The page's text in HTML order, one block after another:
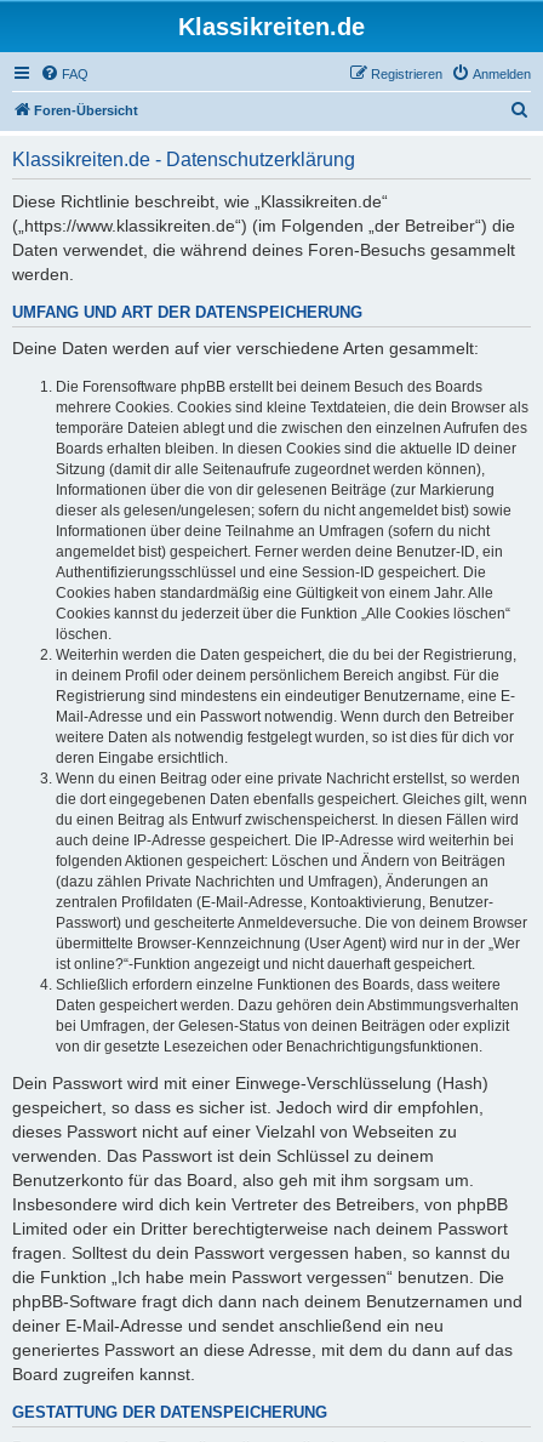
Klassikreiten.de
FAQ Anmelden
Registrieren
Foren-Übersicht
Klassikreiten.de - Datenschutzerklärung
Diese Richtlinie beschreibt, wie „Klassikreiten.de“
(„https://www.klassikreiten.de“) (im Folgenden „der Betreiber“) die
Daten verwendet, die während deines Foren-Besuchs gesammelt
werden.
UMFANG UND ART DER DATENSPEICHERUNG
Deine Daten werden auf vier verschiedene Arten gesammelt:
Die Forensoftware phpBB erstellt bei deinem Besuch des Boards
mehrere Cookies. Cookies sind kleine Textdateien, die dein Browser als
temporäre Dateien ablegt und die zwischen den einzelnen Aufrufen des
Boards erhalten bleiben. In diesen Cookies sind die aktuelle ID deiner
Sitzung (damit dir alle Seitenaufrufe zugeordnet werden können),
Informationen über die von dir gelesenen Beiträge (zur Markierung
dieser als gelesen/ungelesen; sofern du nicht angemeldet bist) sowie
Informationen über deine Teilnahme an Umfragen (sofern du nicht
angemeldet bist) gespeichert. Ferner werden deine Benutzer-ID, ein
Authentifizierungsschlüssel und eine Session-ID gespeichert. Die
Cookies haben standardmäßig eine Gültigkeit von einem Jahr. Alle
Cookies kannst du jederzeit über die Funktion „Alle Cookies löschen“
löschen.
Weiterhin werden die Daten gespeichert, die du bei der Registrierung,
in deinem Profil oder deinem persönlichem Bereich angibst. Für die
Registrierung sind mindestens ein eindeutiger Benutzername, eine E-
Mail-Adresse und ein Passwort notwendig. Wenn durch den Betreiber
weitere Daten als notwendig festgelegt wurden, so ist dies für dich vor
deren Eingabe ersichtlich.
Wenn du einen Beitrag oder eine private Nachricht erstellst, so werden
die dort eingegebenen Daten ebenfalls gespeichert. Gleiches gilt, wenn
du einen Beitrag als Entwurf zwischenspeicherst. In diesen Fällen wird
auch deine IP-Adresse gespeichert. Die IP-Adresse wird weiterhin bei
folgenden Aktionen gespeichert: Löschen und Ändern von Beiträgen
(dazu zählen Private Nachrichten und Umfragen), Änderungen an
zentralen Profildaten (E-Mail-Adresse, Kontoaktivierung, Benutzer-
Passwort) und gescheiterte Anmeldeversuche. Die von deinem Browser
übermittelte Browser-Kennzeichnung (User Agent) wird nur in der „Wer
ist online?“-Funktion angezeigt und nicht dauerhaft gespeichert.
Schließlich erfordern einzelne Funktionen des Boards, dass weitere
Daten gespeichert werden. Dazu gehören dein Abstimmungsverhalten
bei Umfragen, der Gelesen-Status von deinen Beiträgen oder explizit
von dir gesetzte Lesezeichen oder Benachrichtigungsfunktionen.
Dein Passwort wird mit einer Einwege-Verschlüsselung (Hash)
gespeichert, so dass es sicher ist. Jedoch wird dir empfohlen,
dieses Passwort nicht auf einer Vielzahl von Webseiten zu
verwenden. Das Passwort ist dein Schlüssel zu deinem
Benutzerkonto für das Board, also geh mit ihm sorgsam um.
Insbesondere wird dich kein Vertreter des Betreibers, von phpBB
Limited oder ein Dritter berechtigterweise nach deinem Passwort
fragen. Solltest du dein Passwort vergessen haben, so kannst du
die Funktion „Ich habe mein Passwort vergessen“ benutzen. Die
phpBB-Software fragt dich dann nach deinem Benutzernamen und
deiner E-Mail-Adresse und sendet anschließend ein neu
generiertes Passwort an diese Adresse, mit dem du dann auf das
Board zugreifen kannst.
GESTATTUNG DER DATENSPEICHERUNG